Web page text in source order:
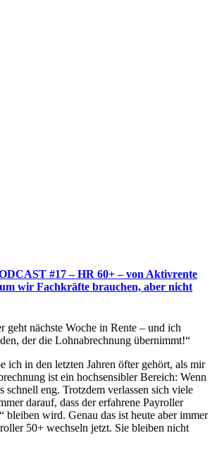
#17 – HR 60+ – von Aktivrente
wir Fachkräfte brauchen, aber nicht
geht nächste Woche in Rente – und ich
der die Lohnabrechnung übernimmt!“
ich in den letzten Jahren öfter gehört, als mir
ist ein hochsensibler Bereich: Wenn
schnell eng. Trotzdem verlassen sich viele
darauf, dass der erfahrene Payroller
bleiben wird. Genau das ist heute aber immer
50+ wechseln jetzt. Sie bleiben nicht